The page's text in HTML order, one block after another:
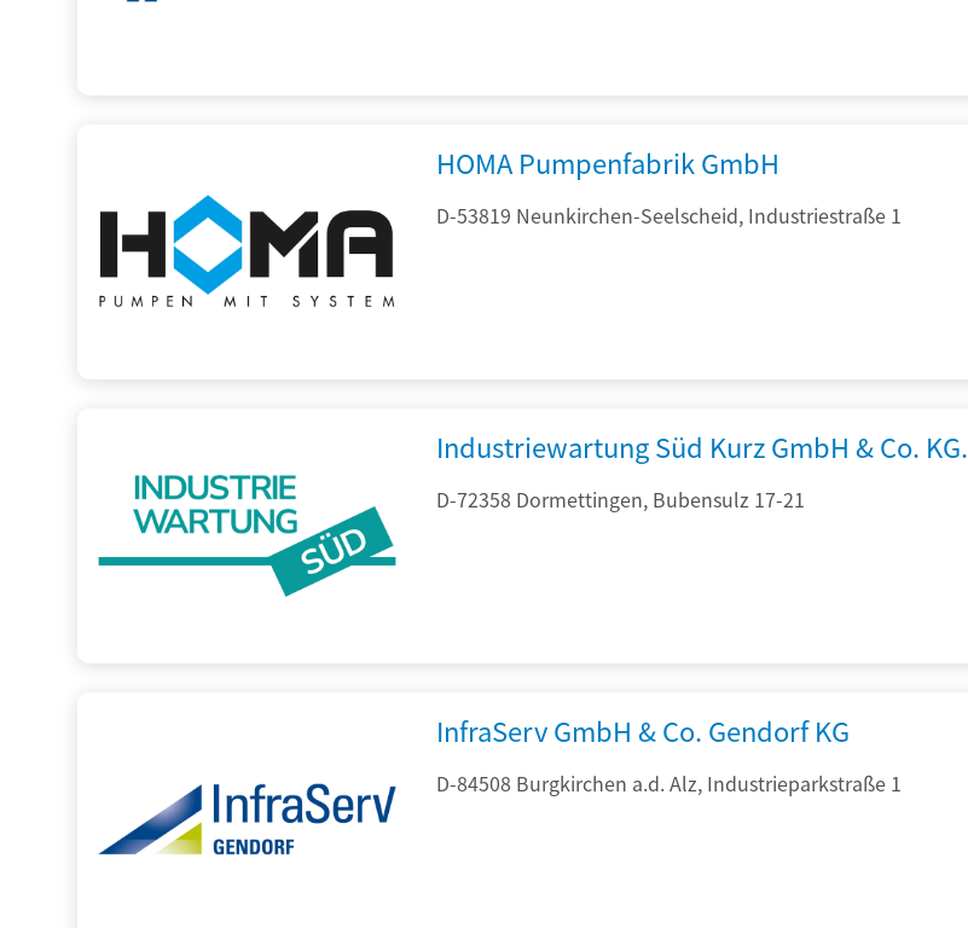
HOMA Pumpenfabrik GmbH
D-53819 Neunkirchen-Seelscheid, Industriestraße 1
Industriewartung Süd Kurz GmbH & Co. KG.
D-72358 Dormettingen, Bubensulz 17-21
InfraServ GmbH & Co. Gendorf KG
D-84508 Burgkirchen a.d. Alz, Industrieparkstraße 1